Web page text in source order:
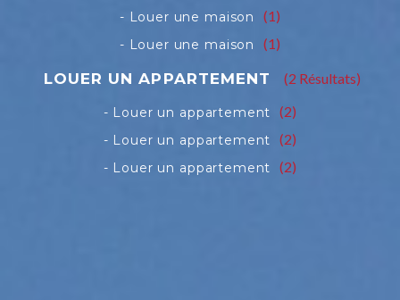
(1)
(1)
(2 Résultats)
(2)
(2)
(2)